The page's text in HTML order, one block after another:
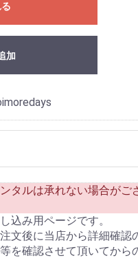
加
タルは承れない場合がご
込み用ページです。
文後に当店から詳細確認
を確認させて頂いてから